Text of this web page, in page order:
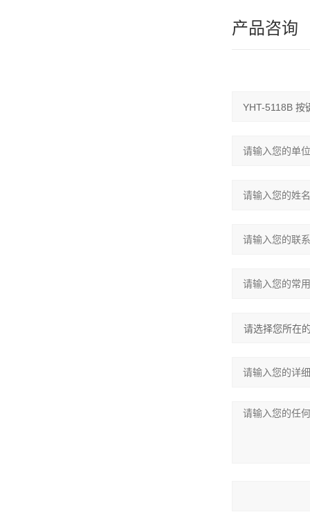
产品咨询